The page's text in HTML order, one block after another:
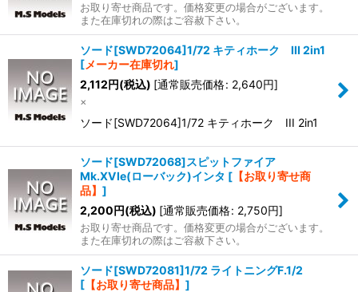
お取り寄せ商品です。価格変更の場合がございます。
また在庫切れの際はご容赦下さい。
ソード[SWD72064]1/72 キティホーク III 2in1
[メーカー在庫切れ]
2,112円(税込) [通常販売価格: 2,640円]
×
ソード[SWD72064]1/72 キティホーク III 2in1
ソード[SWD72068]スピットファイア
Mk.XVIe(ローバック)インタ [ 【お取り寄せ商
品】 ]
2,200円(税込) [通常販売価格: 2,750円]
お取り寄せ商品です。価格変更の場合がございます。
また在庫切れの際はご容赦下さい。
ソード[SWD72081]1/72 ライトニングF.1/2
[ 【お取り寄せ商品】 ]